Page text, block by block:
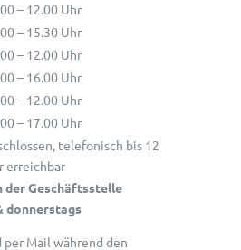
– 12.00 Uhr
– 15.30 Uhr
– 12.00 Uhr
– 16.00 Uhr
– 12.00 Uhr
– 17.00 Uhr
telefonisch bis 12
erreichbar
der Geschäftsstelle
donnerstags
Mail während den